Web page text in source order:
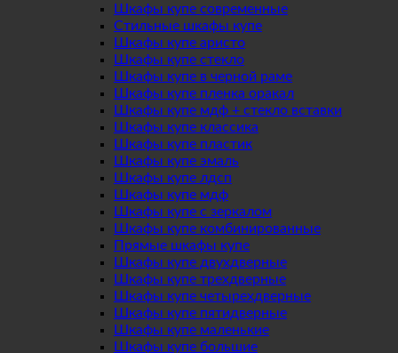
Шкафы купе современные
Стильные шкафы купе
Шкафы купе аристо
Шкафы купе стекло
Шкафы купе в черной раме
Шкафы купе пленка оракал
Шкафы купе мдф + стекло вставки
Шкафы купе классика
Шкафы купе пластик
Шкафы купе эмаль
Шкафы купе лдсп
Шкафы купе мдф
Шкафы купе с зеркалом
Шкафы купе комбинированные
Прямые шкафы купе
Шкафы купе двухдверные
Шкафы купе трехдверные
Шкафы купе четырехдверные
Шкафы купе пятидверные
Шкафы купе маленькие
Шкафы купе большие